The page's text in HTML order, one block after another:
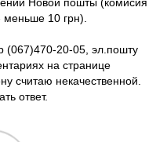
Новой пошты (комисия
меньше 10 грн).
(067)470-20-05, эл.пошту
на странице
считаю некачественной.
ответ.